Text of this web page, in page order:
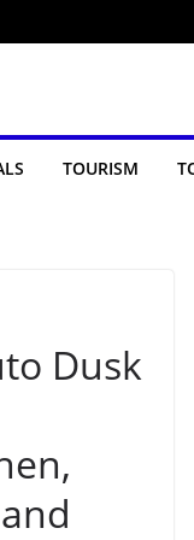
TOURISM
Dusk